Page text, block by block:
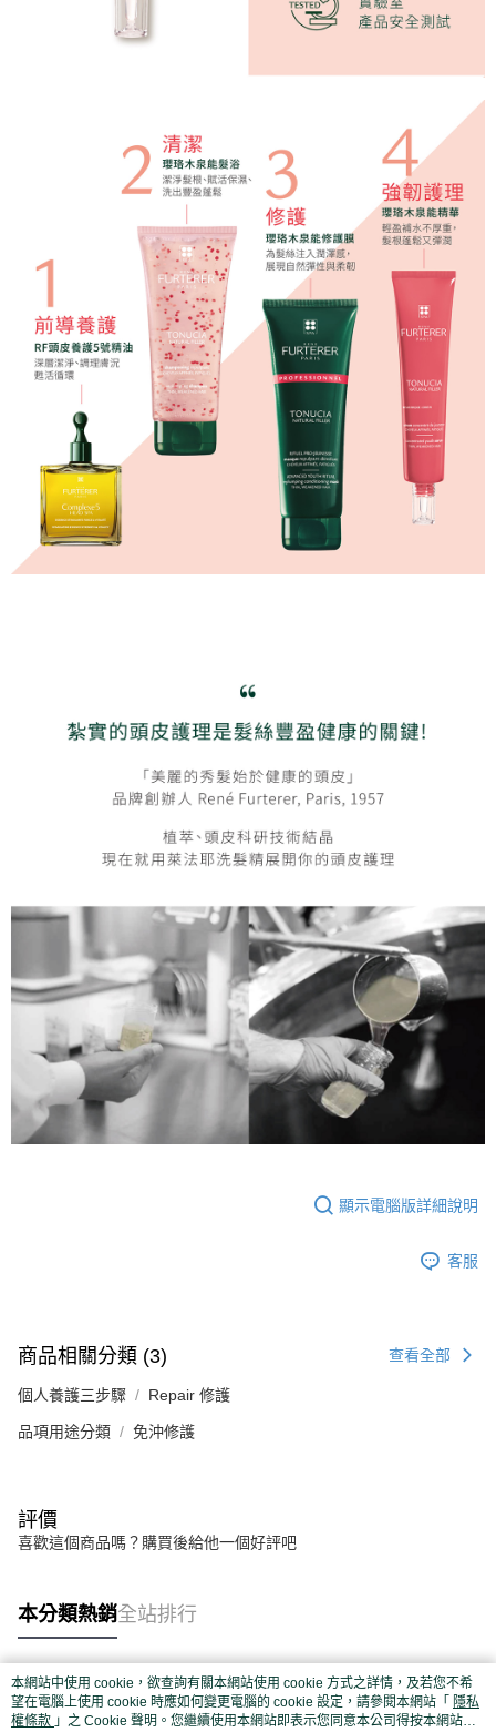
顯示電腦版詳細說明
客服
商品相關分類 (3) 查看全部
個人養護三步驟 Repair 修護
品項用途分類 免沖修護
評價
喜歡這個商品嗎？購買後給他一個好評吧
本分類熱銷全站排行
熱門標籤
本網站中使用 cookie，欲查詢有關本網站使用 cookie 方式之詳情，及若您不希
望在電腦上使用 cookie 時應如何變更電腦的 cookie 設定，請參閱本網站「 隱私
權條款 」之 Cookie 聲明。您繼續使用本網站即表示您同意本公司得按本網站使